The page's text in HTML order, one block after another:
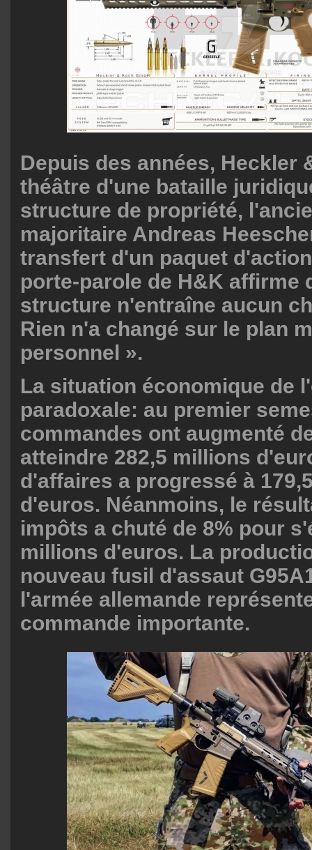
Depuis des années, Heckler
théâtre d'une bataille
structure de propriété,
majoritaire Andreas
transfert d'un paquet
porte-parole de H&K affirme
structure n'entraîne aucun
Rien n'a changé sur le plan
personnel ».
La situation économique de
paradoxale: au premier
commandes ont augmenté
atteindre 282,5 millions
d'affaires a progressé à
d'euros. Néanmoins, le
impôts a chuté de 8% pour
millions d'euros. La
nouveau fusil d'assaut
l'armée allemande
commande importante.